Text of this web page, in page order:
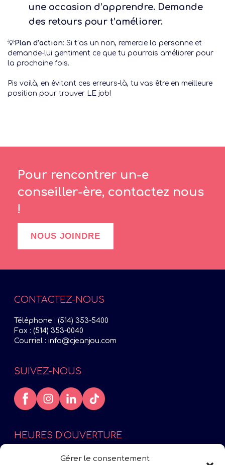
Gérer le consentement
une occasion d’apprendre. Demande
des retours pour t’améliorer.
💡Plan d’action: Si t’as un non, remercie la personne et
demande-lui gentiment ce que tu pourrais améliorer pour
la prochaine fois.
Pis voilà, en évitant ces erreurs-là, tu vas être en meilleure
position pour trouver LE job!
Pour rencontrer un-e
conseiller-ère, contactez nous
!
NOUS JOINDRE
CONTACTEZ-NOUS
Téléphone :(514) 353-5400
Fax : (514) 353-0040
Courriel :info@cjeanjou.com
SUIVEZ-NOUS
HEURES D’OUVERTURE
Lundi : 9h à 12h – 13h à 17h